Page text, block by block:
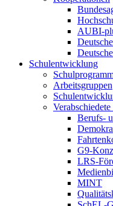
AUBI-
Schulentwicklung
Arbeitsgruppen
Berufs-
G9-
LRS-
MINT